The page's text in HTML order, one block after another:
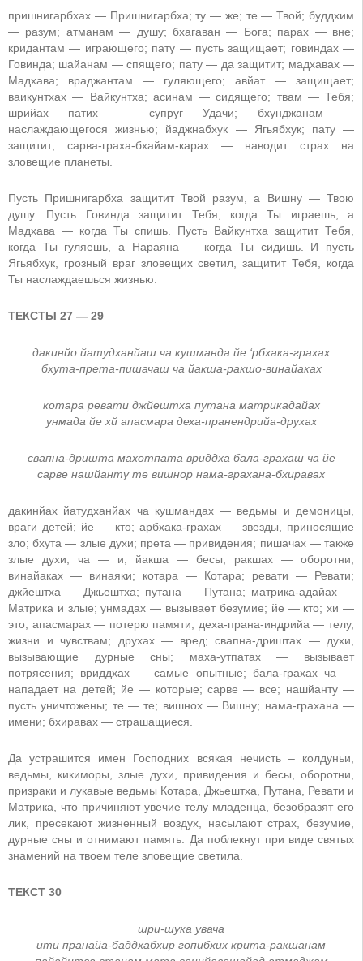
пришнигарбхах — Пришнигарбха; ту — же; те — Твой; буддхим
— разум; атманам — душу; бхагаван — Бога; парах — вне;
кридантам — играющего; пату — пусть защищает; говиндах —
Говинда; шайанам — спящего; пату — да защитит; мадхавах —
Мадхава; враджантам — гуляющего; авйат — защищает;
ваикунтхах — Вайкунтха; асинам — сидящего; твам — Тебя;
шрийах патих — супруг Удачи; бхунджанам —
наслаждающегося жизнью; йаджнабхук — Ягьябхук; пату —
защитит; сарва-граха-бхайам-карах — наводит страх на
зловещие планеты.
Пусть Пришнигарбха защитит Твой разум, а Вишну — Твою
душу. Пусть Говинда защитит Тебя, когда Ты играешь, а
Мадхава — когда Ты спишь. Пусть Вайкунтха защитит Тебя,
когда Ты гуляешь, а Нараяна — когда Ты сидишь. И пусть
Ягьябхук, грозный враг зловещих светил, защитит Тебя, когда
Ты наслаждаешься жизнью.
ТЕКСТЫ 27 — 29
дакинйо йатудханйаш ча кушманда йе ‘рбхака-грахах
бхута-прета-пишачаш ча йакша-ракшо-винайаках
котара ревати джйештха путана матрикадайах
унмада йе хй апасмара деха-пранендрийа-друхах
свапна-дришта махотпата вриддха бала-грахаш ча йе
сарве нашйанту те вишнор нама-грахана-бхиравах
дакинйах йатудханйах ча кушмандах — ведьмы и демоницы,
враги детей; йе — кто; арбхака-грахах — звезды, приносящие
зло; бхута — злые духи; прета — привидения; пишачах — также
злые духи; ча — и; йакша — бесы; ракшах — оборотни;
винайаках — винаяки; котара — Котара; ревати — Ревати;
джйештха — Джьештха; путана — Путана; матрика-адайах —
Матрика и злые; унмадах — вызывает безумие; йе — кто; хи —
это; апасмарах — потерю памяти; деха-прана-индрийа — телу,
жизни и чувствам; друхах — вред; свапна-дриштах — духи,
вызывающие дурные сны; маха-утпатах — вызывает
потрясения; вриддхах — самые опытные; бала-грахах ча —
нападает на детей; йе — которые; сарве — все; нашйанту —
пусть уничтожены; те — те; вишнох — Вишну; нама-грахана —
имени; бхиравах — страшащиеся.
Да устрашится имен Господних всякая нечисть – колдуньи,
ведьмы, кикиморы, злые духи, привидения и бесы, оборотни,
призраки и лукавые ведьмы Котара, Джьештха, Путана, Ревати и
Матрика, что причиняют увечие телу младенца, безобразят его
лик, пресекают жизненный воздух, насылают страх, безумие,
дурные сны и отнимают память. Да поблекнут при виде святых
знамений на твоем теле зловещие светила.
ТЕКСТ 30
шри-шука увача
ити пранайа-баддхабхир гопибхих крита-ракшанам